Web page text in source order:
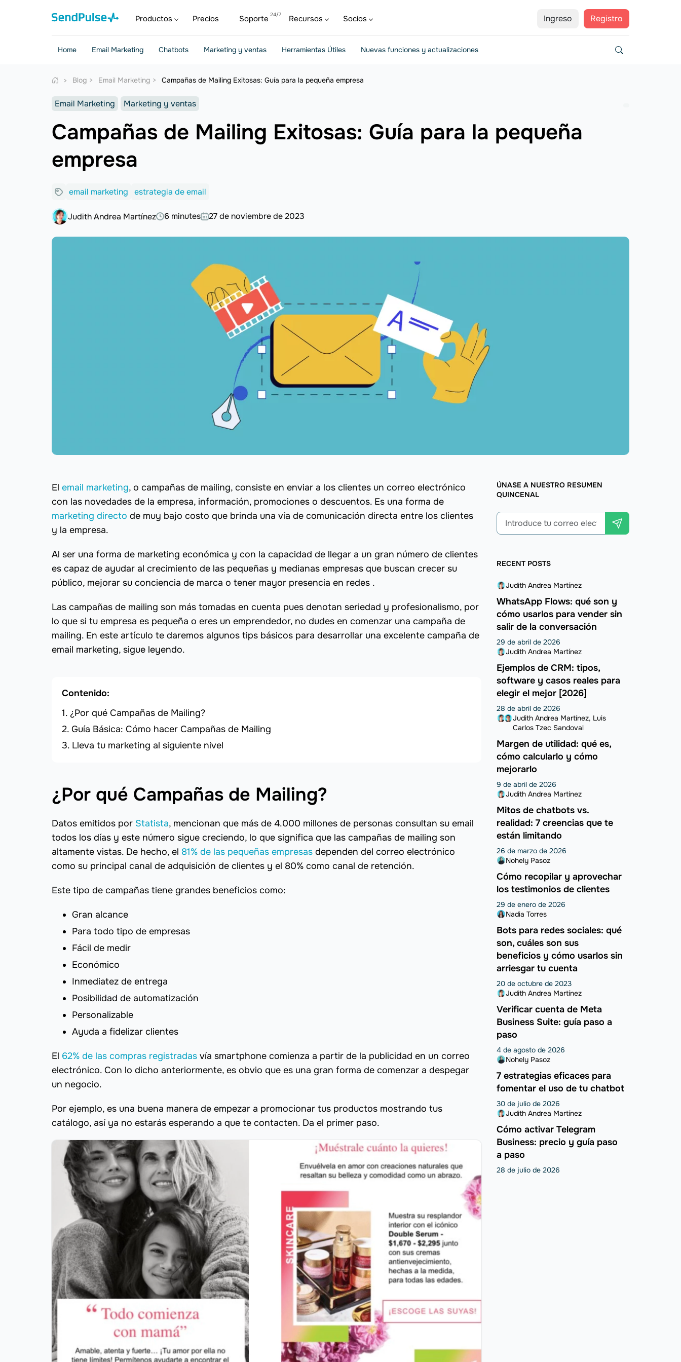
Ingreso Registro
Productos Precios Soporte Recursos Socios
Home Email Marketing Chatbots Marketing y ventas Herramientas Útiles Nuevas funciones y actualizaciones
Blog Email Marketing Campañas de Mailing Exitosas: Guía para la pequeña empresa
Email Marketing Marketing y ventas
Campañas de Mailing Exitosas: Guía para la pequeña
empresa
email marketing estrategia de email
Judith Andrea Martínez 6 minutes 27 de noviembre de 2023
El email marketing, o campañas de mailing, consiste en enviar a los clientes un correo electrónico
con las novedades de la empresa, información, promociones o descuentos. Es una forma de
marketing directo de muy bajo costo que brinda una vía de comunicación directa entre los clientes
y la empresa.
Al ser una forma de marketing económica y con la capacidad de llegar a un gran número de clientes
es capaz de ayudar al crecimiento de las pequeñas y medianas empresas que buscan crecer su
público, mejorar su conciencia de marca o tener mayor presencia en redes .
Las campañas de mailing son más tomadas en cuenta pues denotan seriedad y profesionalismo, por
lo que si tu empresa es pequeña o eres un emprendedor, no dudes en comenzar una campaña de
mailing. En este artículo te daremos algunos tips básicos para desarrollar una excelente campaña de
email marketing, sigue leyendo.
Contenido:
¿Por qué Campañas de Mailing?
Guía Básica: Cómo hacer Campañas de Mailing
Lleva tu marketing al siguiente nivel
¿Por qué Campañas de Mailing?
Datos emitidos por Statista, mencionan que más de 4.000 millones de personas consultan su email
todos los días y este número sigue creciendo, lo que significa que las campañas de mailing son
altamente vistas. De hecho, el 81% de las pequeñas empresas dependen del correo electrónico
como su principal canal de adquisición de clientes y el 80% como canal de retención.
Este tipo de campañas tiene grandes beneficios como:
Gran alcance
Para todo tipo de empresas
Fácil de medir
Económico
Inmediatez de entrega
Posibilidad de automatización
Personalizable
Ayuda a fidelizar clientes
El 62% de las compras registradas vía smartphone comienza a partir de la publicidad en un correo
electrónico. Con lo dicho anteriormente, es obvio que es una gran forma de comenzar a despegar
un negocio.
Por ejemplo, es una buena manera de empezar a promocionar tus productos mostrando tus
catálogo, así ya no estarás esperando a que te contacten. Da el primer paso.
ÚNASE A NUESTRO RESUMEN
QUINCENAL
RECENT POSTS
Judith Andrea Martínez
WhatsApp Flows: qué son y
cómo usarlos para vender sin
salir de la conversación
29 de abril de 2026
Judith Andrea Martínez
Ejemplos de CRM: tipos,
software y casos reales para
elegir el mejor [2026]
28 de abril de 2026
Judith Andrea Martínez Luis
Carlos Tzec Sandoval
Margen de utilidad: qué es,
cómo calcularlo y cómo
mejorarlo
9 de abril de 2026
Judith Andrea Martínez
Mitos de chatbots vs.
realidad: 7 creencias que te
están limitando
26 de marzo de 2026
Nohely Pasoz
Cómo recopilar y aprovechar
los testimonios de clientes
29 de enero de 2026
Nadia Torres
Bots para redes sociales: qué
son, cuáles son sus
beneficios y cómo usarlos sin
arriesgar tu cuenta
20 de octubre de 2023
Judith Andrea Martínez
Verificar cuenta de Meta
Business Suite: guía paso a
paso
4 de agosto de 2026
Nohely Pasoz
7 estrategias eficaces para
fomentar el uso de tu chatbot
30 de julio de 2026
Judith Andrea Martínez
Cómo activar Telegram
Business: precio y guía paso
a paso
28 de julio de 2026